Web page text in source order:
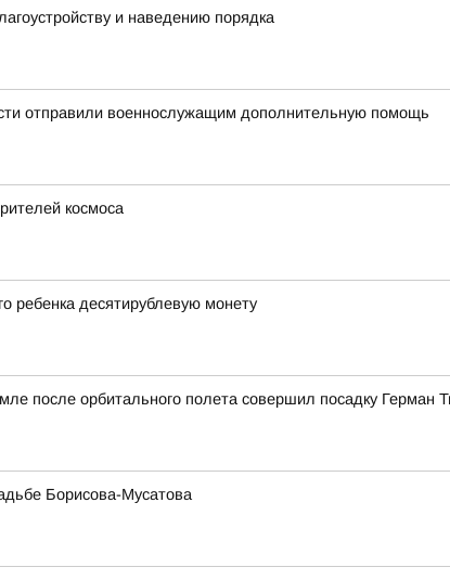
и наведению порядка
отправили военнослужащим дополнительную помощь
космоса
ребенка десятирублевую монету
после орбитального полета совершил посадку Герман
Борисова-Мусатова